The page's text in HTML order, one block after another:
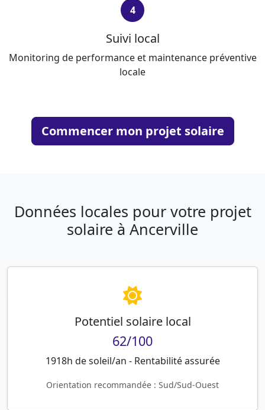
4
Suivi local
Monitoring de performance et maintenance préventive
locale
Commencer mon projet solaire
Données locales pour votre projet
solaire à Ancerville
Potentiel solaire local
62/100
1918h de soleil/an - Rentabilité assurée
Orientation recommandée : Sud/Sud-Ouest